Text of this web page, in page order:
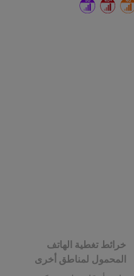
خرائط تغطية الهاتف
المحمول لمناطق أخرى